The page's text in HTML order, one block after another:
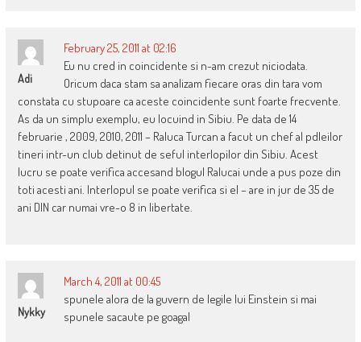
Adi
February 25, 2011 at 02:16
Eu nu cred in coincidente si n-am crezut niciodata.
Oricum daca stam sa analizam fiecare oras din tara vom
constata cu stupoare ca aceste coincidente sunt foarte frecvente.
As da un simplu exemplu, eu locuind in Sibiu. Pe data de 14
februarie , 2009, 2010, 2011 – Raluca Turcan a facut un chef al pdleilor
tineri intr-un club detinut de seful interlopilor din Sibiu. Acest
lucru se poate verifica accesand blogul Ralucai unde a pus poze din
toti acesti ani. Interlopul se poate verifica si el – are in jur de 35 de
ani DIN car numai vre-o 8 in libertate.
Nykky
March 4, 2011 at 00:45
spunele alora de la guvern de legile lui Einstein si mai
spunele sacaute pe goagal